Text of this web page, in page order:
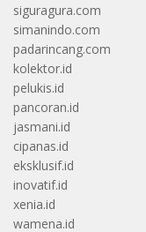
siguragura.com
simanindo.com
padarincang.com
kolektor.id
pelukis.id
pancoran.id
jasmani.id
cipanas.id
eksklusif.id
inovatif.id
xenia.id
wamena.id